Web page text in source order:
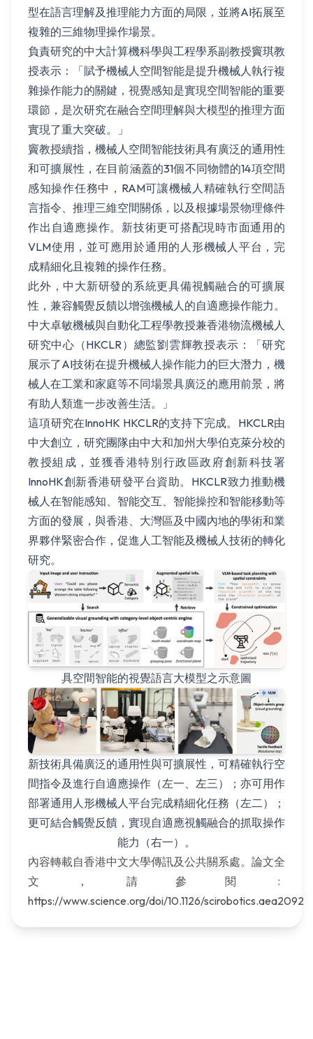
型在語言理解及推理能力方面的局限，並將AI拓展至
複雜的三維物理操作場景。
負責研究的中大計算機科學與工程學系副教授竇琪教
授表示：「賦予機械人空間智能是提升機械人執行複
雜操作能力的關鍵，視覺感知是實現空間智能的重要
環節，是次研究在融合空間理解與大模型的推理方面
實現了重大突破。」
竇教授續指，機械人空間智能技術具有廣泛的通用性
和可擴展性，在目前涵蓋的31個不同物體的14項空間
感知操作任務中，RAM可讓機械人精確執行空間語
言指令、推理三維空間關係，以及根據場景物理條件
作出自適應操作。新技術更可搭配現時市面通用的
VLM使用，並可應用於通用的人形機械人平台，完
成精細化且複雜的操作任務。
此外，中大新研發的系統更具備視觸融合的可擴展
性，兼容觸覺反饋以增強機械人的自適應操作能力。
中大卓敏機械與自動化工程學教授兼香港物流機械人
研究中心（HKCLR）總監劉雲輝教授表示：「研究
展示了AI技術在提升機械人操作能力的巨大潛力，機
械人在工業和家庭等不同場景具廣泛的應用前景，將
有助人類進一步改善生活。」
這項研究在InnoHK HKCLR的支持下完成。HKCLR由
中大創立，研究團隊由中大和加州大學伯克萊分校的
教授組成，並獲香港特別行政區政府創新科技署
InnoHK創新香港研發平台資助。HKCLR致力推動機
械人在智能感知、智能交互、智能操控和智能移動等
方面的發展，與香港、大灣區及中國內地的學術和業
界夥伴緊密合作，促進人工智能及機械人技術的轉化
研究。
具空間智能的視覺語言大模型之示意圖
新技術具備廣泛的通用性與可擴展性，可精確執行空
間指令及進行自適應操作（左一、左三）；亦可用作
部署通用人形機械人平台完成精細化任務（左二）；
更可結合觸覺反饋，實現自適應視觸融合的抓取操作
能力（右一）。
內容轉載自香港中文大學傳訊及公共關系處。論文全
文，請參閱﹕
https://www.science.org/doi/10.1126/scirobotics.aea2092